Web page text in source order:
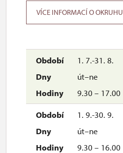
1. 7.-31. 8.
út–ne
9.30 – 17.00
1. 9.-30. 9.
út–ne
9.30 – 16.00
VÍCE INFORMACÍ O OKRUHU